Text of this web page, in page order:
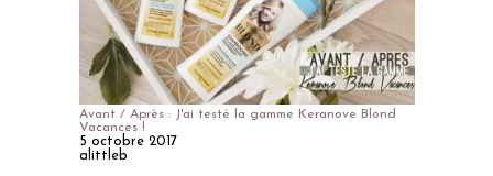
Avant / Après : J'ai testé la gamme Keranove Blond
Vacances !
5 octobre 2017
alittleb